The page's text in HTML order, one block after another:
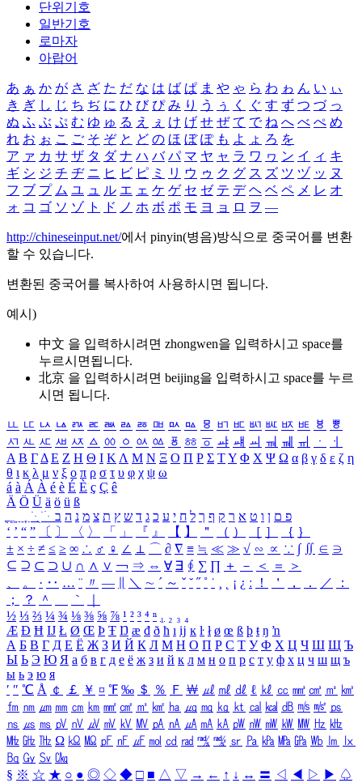
단위기호
일반기호
로마자
아랍어
あ ぁ か が さ ざ た だ な は ば ぱ ま や ゃ ら わ ゎ ん い ぃ
き ぎ し じ ち ぢ に ひ び ぴ み り う ぅ く ぐ す ず つ づ っ
ぬ ふ ぶ ぷ む ゆ ゅ る え ぇ け げ せ ぜ て で ね へ べ ぺ め
れ お ぉ こ ご そ ぞ と ど の ほ ぼ ぽ も よ ょ ろ を
ア ァ カ サ ザ タ ダ ナ ハ バ パ マ ヤ ャ ラ ワ ヮ ン イ ィ キ
ギ シ ジ チ ヂ ニ ヒ ビ ピ ミ リ ウ ゥ ク グ ス ズ ツ ヅ ッ ヌ
フ ブ プ ム ユ ュ ル エ ェ ケ ゲ セ ゼ テ デ ヘ ベ ペ メ レ オ
ォ コ ゴ ソ ゾ ト ド ノ ホ ボ ポ モ ヨ ョ ロ ヲ ―
http://chineseinput.net/에서 pinyin(병음)방식으로 중국어를 변환
할 수 있습니다.
변환된 중국어를 복사하여 사용하시면 됩니다.
예시)
中文 을 입력하시려면 zhongwen을 입력하시고 space를
누르시면됩니다.
北京 을 입력하시려면 beijing을 입력하시고 space를 누르
시면 됩니다.
ㅥ ㅦ ㅧ ㅨ ㅩ ㅪ ㅫ ㅬ ㅭ ㅮ ㅯ ㅰ ㅱ ㅲ ㅳ ㅴ ㅵ ㅶ ㅷ ㅸ
ㅹ
ㅺ ㅻ ㅼ ㅽ ㅾ ㅿ ㆀ ㆁ ㆂ ㆃ ㆄ ㆅ ㆆ ㆇ ㆈ ㆉ ㆊ ㆋ ㆌ ㆍ
ㆎ
Α Β ΓΔ Ε Ζ Η Θ Ι ΚΛ Μ Ν Ξ Ο Π Ρ Σ ΤΥ Φ Χ Ψ Ω α β γ δ ε ζ η
θ ι κ λ μ ν ξ ο π ρ σ τ υ φ χ ψ ω
á à Á À é è É È ç Ç ê
Ä Ö Ü ä ö ü ß
ִֶֹ ֻּ ׁׂ פ ם ן ו ט א ר ק ף ך ל ח י ע כ ג ד ש ץ ת צ מ נ ה ב
‘ ’ “ ” 〔 〕 〈 〉 「 」 『 』 【 】 ＂ （ ） ［ ］ ｛ ｝
± × ÷ ≠ ≤ ≥ ∞ ∴ ♂ ♀ ∠ ⊥ ⌒ ∂ ∇ ≡ ≒ ≪ ≫ √ ∽ ∝ ∵ ∫ ∬ ∈ ∋
⊆ ⊇ ⊂ ⊃ ∪ ∩ ∧ ∨ ￢ ⇒ ⇔ ∀ ∃ ∮ ∑ ∏ ＋ － ＜ ＝
＞
、
。 · ‥ … ¨ 〃 ― ＼ ∼ ´ ～ ˇ ˘ ˝ ˚ ˙ ¸ ¡ ¿ ː ！ ＇ ， ． ／
：
；
？ ＾ ｀
½ ⅓ ⅔ ¼ ¾ ⅛ ⅜ ⅝ ⅞ ¹ ² ³ ⁴ ⁿ ₁ ₂ ₃ ₄
Æ Ð Ħ Ĳ Ł Ø Œ Þ Ŧ Ŋ æ đ ð ħ ı ĳ ĸ ŀ ł ø œ ß þ ŧ ŋ ŉ
А Б В Г Д Е Ё Ж З И Й К Л М Н О П Р С Т У Ф Х Ц Ч Ш Щ Ъ
Ы Ь Э Ю Я а б в г д е ё ж з и й к л м н о п р с т у ф х ц ч ш щ ъ
ы ь э ю я
′ ″ ℃ Å ￠ ￡ ￥ ¤ ℉ ‰ ＄ ％ Ｆ ￦ ㎕ ㎖ ㎗ ℓ ㎘ ㏄ ㎣ ㎤ ㎥ ㎦
㎙ ㎚ ㎛ ㎜ ㎝ ㎞ ㎟ ㎠ ㎡ ㎢ ㏊ ㎍ ㎎ ㎏ ㏏ ㎈ ㎉ ㏈ ㎧ ㎨ ㎰
㎱ ㎲ ㎳ ㎴ ㎵ ㎶ ㎷ ㎸ ㎹ ㎀ ㎁ ㎂ ㎃ ㎄ ㎺ ㎻ ㎽ ㎾ ㎿ ㎐ ㎑
㎒ ㎓ ㎔ Ω ㏀ ㏁ ㎊ ㎋ ㎌ ㏖ ㏅ ㎭ ㎮ ㎯ ㏛ ㎩ ㎪ ㎫ ㎬ ㏝ ㏐
㏓
㏃ ㏉ ㏜ ㏆
§ ※ ☆ ★ ○ ● ◎ ◇ ◆ □ ■ △ ▽ → ← ↑ ↓ ↔ 〓 ◁ ◀ ▷ ▶ ♤